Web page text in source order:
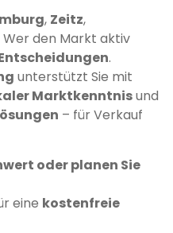
, Zeitz,
Wer den Markt aktiv
.
unterstützt Sie mit
Marktkenntnisund
– für Verkauf
oder planen Sie
eine kostenfreie